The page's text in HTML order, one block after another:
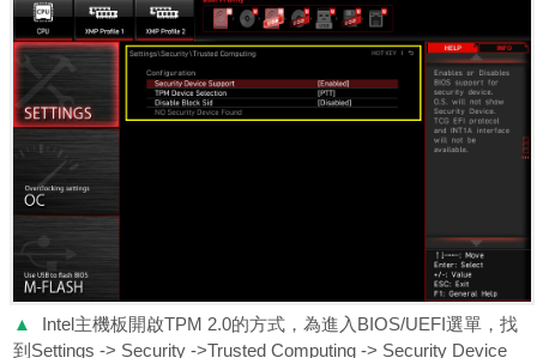
▲
Intel主機板開啟TPM 2.0的方式，為進入BIOS/UEFI選單，找
到Settings -> Security ->Trusted Computing -> Security Device